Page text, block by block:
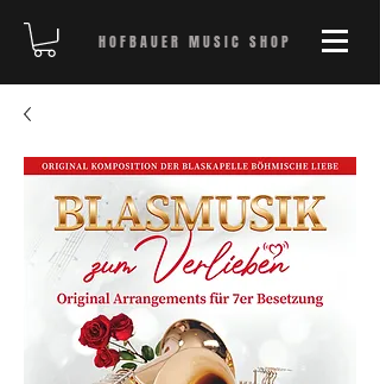
HOFBAUER MUSIC SHOP